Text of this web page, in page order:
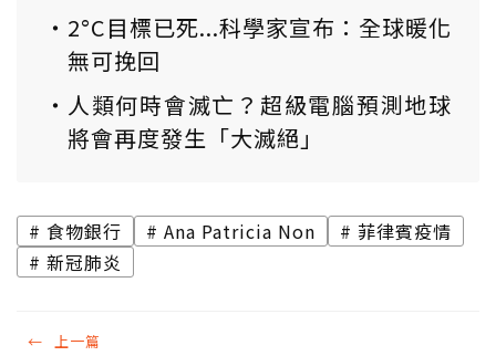
2°C目標已死...科學家宣布：全球暖化
無可挽回
人類何時會滅亡？超級電腦預測地球
將會再度發生「大滅絕」
食物銀行 Ana Patricia Non
菲律賓疫情
新冠肺炎
← 上一篇